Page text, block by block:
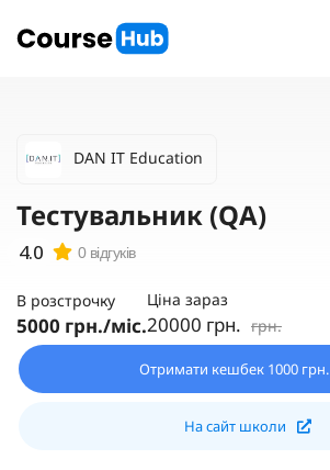
DAN IT Education
Тестувальник (QA)
0 відгуків
В розстрочку
5000 грн./міс.
Ціна зараз
20000 грн. грн.
Отримати кешбек 1000 грн.
На сайт школи